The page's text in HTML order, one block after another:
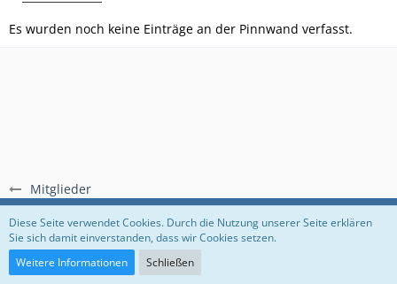
Mitglieder
Es wurden noch keine Einträge an der Pinnwand verfasst.
Regeln Datenschutzerklärung Impressum
Community-Software:
Diese Seite verwendet Cookies. Durch die Nutzung unserer Seite erklären
Sie sich damit einverstanden, dass wir Cookies setzen.
Weitere Informationen
Schließen